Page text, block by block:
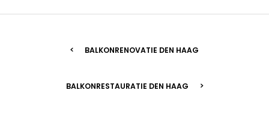
BALKONRENOVATIE DEN HAAG
BALKONRESTAURATIE DEN HAAG